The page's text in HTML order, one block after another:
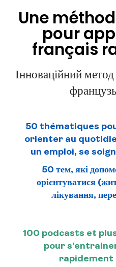
Une
pour
français
Інноваційний
50 thématiques
orienter au
un emploi, se
50 тем, які
орієнтуватися
лікування,
100 podcasts et
pour
rapidement